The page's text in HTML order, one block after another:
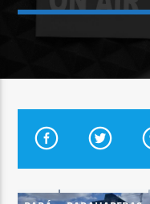
CURRENT TRACK
ARARA AZUL FM 96,9